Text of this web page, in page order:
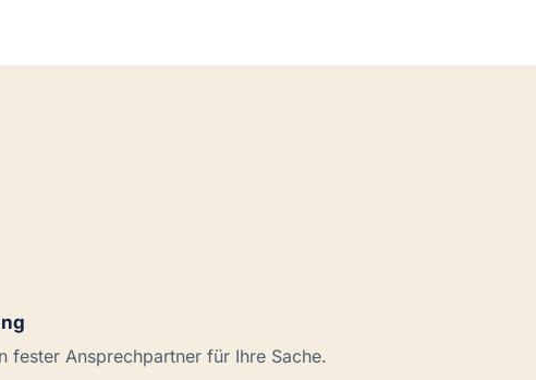
fester Ansprechpartner für Ihre Sache.